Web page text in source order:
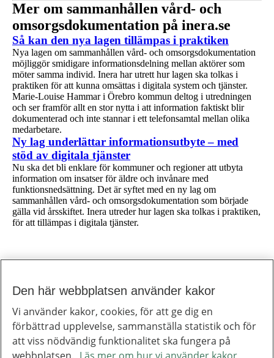
Mer om sammanhållen vård- och
omsorgsdokumentation på inera.se
1 av 1
Så kan den nya lagen tillämpas i praktiken
Nya lagen om sammanhållen vård- och omsorgsdokumentation
möjliggör smidigare informationsdelning mellan aktörer som
möter samma individ. Inera har utrett hur lagen ska tolkas i
praktiken för att kunna omsättas i digitala system och tjänster.
Marie-Louise Hammar i Örebro kommun deltog i utredningen
och ser framför allt en stor nytta i att information faktiskt blir
dokumenterad och inte stannar i ett telefonsamtal mellan olika
medarbetare.
1 av 1
Ny lag underlättar informationsutbyte – med
stöd av digitala tjänster
Nu ska det bli enklare för kommuner och regioner att utbyta
information om insatser för äldre och invånare med
funktionsnedsättning. Det är syftet med en ny lag om
sammanhållen vård- och omsorgsdokumentation som började
gälla vid årsskiftet. Inera utreder hur lagen ska tolkas i praktiken,
för att tillämpas i digitala tjänster.
Till toppen av sidan
Inera
Inera är ett digitaliseringsbolag som bidrar till att utveckla välfärden.
Om Inera
Jobba hos oss
Ineras nyhetsbrev
Den här webbplatsen använder kakor
Vi använder kakor, cookies, för att ge dig en
förbättrad upplevelse, sammanställa statistik och för
att viss nödvändig funktionalitet ska fungera på